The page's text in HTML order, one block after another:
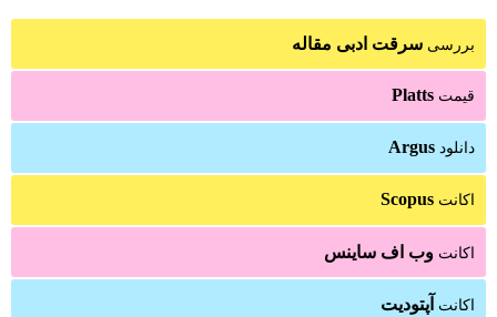
بررسی سرقت ادبی مقاله
قیمت Platts
دانلود Argus
اکانت Scopus
اکانت وب اف ساینس
اکانت آپتودیت